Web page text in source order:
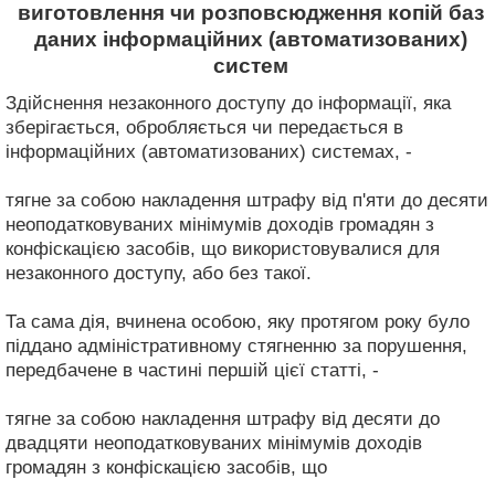
виготовлення чи розповсюдження копій баз
даних інформаційних (автоматизованих)
систем
Здійснення незаконного доступу до інформації, яка
зберігається, обробляється чи передається в
інформаційних (автоматизованих) системах, -
тягне за собою накладення штрафу від п'яти до десяти
неоподатковуваних мінімумів доходів громадян з
конфіскацією засобів, що використовувалися для
незаконного доступу, або без такої.
Та сама дія, вчинена особою, яку протягом року було
піддано адміністративному стягненню за порушення,
передбачене в частині першій цієї статті, -
тягне за собою накладення штрафу від десяти до
двадцяти неоподатковуваних мінімумів доходів
громадян з конфіскацією засобів, що